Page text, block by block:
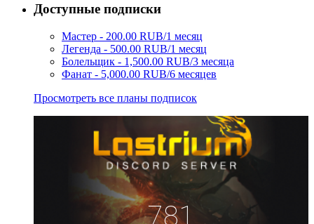
Доступные подписки
Мастер - 200.00 RUB/1 месяц
Легенда - 500.00 RUB/1 месяц
Болельщик - 1,500.00 RUB/3 месяца
Фанат - 5,000.00 RUB/6 месяцев
Просмотреть все планы подписок